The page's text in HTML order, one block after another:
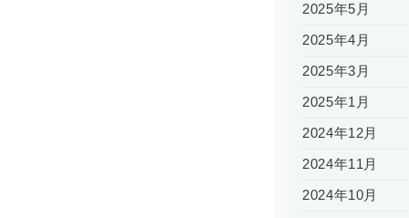
2025年5月
2025年4月
2025年3月
2025年1月
2024年12月
2024年11月
2024年10月